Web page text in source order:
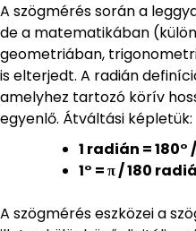
A szögmérés során a
de a matematikában
geometriában,
is elterjedt. A radián
amelyhez tartozó körív
egyenlő. Átváltási képletük:
1 radián = 180°
1° = π / 180
A szögmérés eszközei a